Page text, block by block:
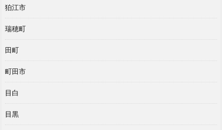
狛江市
瑞穂町
田町
町田市
目白
目黒